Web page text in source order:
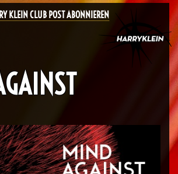
KLEIN CLUB POST ABONNIEREN